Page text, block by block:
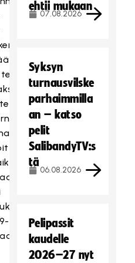
ehtii mukaan
07.08.2026
Syksyn
turnausvilske
parhaimmilla
an – katso
pelit
SalibandyTV:s
tä
06.08.2026
Pelipassit
kaudelle
2026–27 nyt